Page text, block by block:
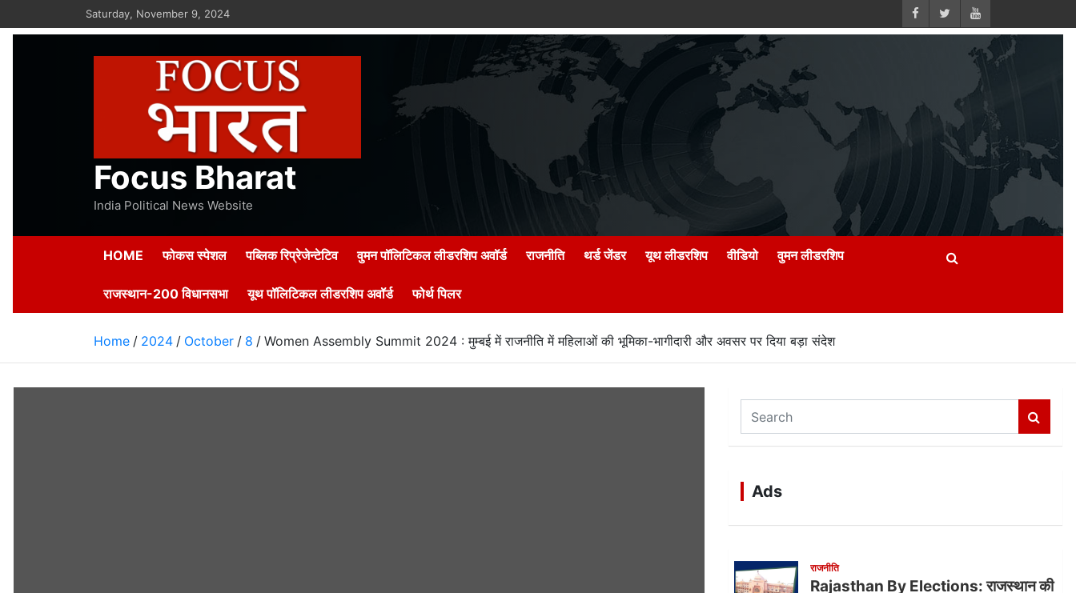
to
Saturday, November 9, 2024
Focus Bharat
India Political News Website
HOME फोकस स्पेशल पब्लिक रिप्रेजेन्टेटिव वुमन पॉलिटिकल लीडरशिप अवॉर्ड राजनीति थर्ड जेंडर यूथ लीडरशिप वीडियो वुमन लीडरशिप
राजस्थान-200 विधानसभा यूथ पॉलिटिकल लीडरशिप अवॉर्ड फोर्थ पिलर
Home 2024 October 8 Women Assembly Summit 2024 : मुम्बई में राजनीति में महिलाओं की भूमिका-भागीदारी और अवसर पर दिया बड़ा संदेश
a
c
h
Ads
राजनीति
Rajasthan By Elections: राजस्थान की